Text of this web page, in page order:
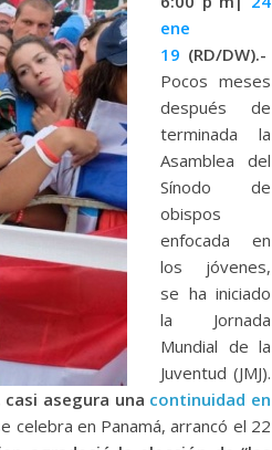
ene
19 (RD/DW).-
Pocos meses
después de
terminada la
Asamblea del
Sínodo de
obispos
enfocada en
los jóvenes,
se ha iniciado
la Jornada
Mundial de la
Juventud (JMJ).
asegura una continuidad en
celebra en Panamá, arrancó el 22